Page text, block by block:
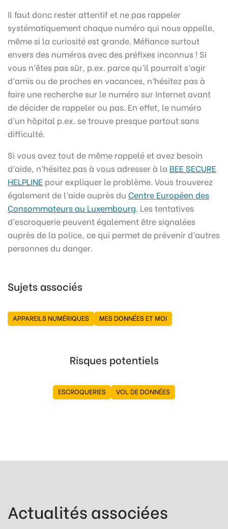
Il faut donc rester attentif et ne pas rappeler
systématiquement chaque numéro qui nous appelle,
même si la curiosité est grande. Méfiance surtout
envers des numéros avec des préfixes inconnus ! Si
vous n’êtes pas sûr, p.ex. parce qu’il pourrait s’agir
d’amis ou de proches en vacances, n’hésitez pas à
faire une recherche sur le numéro sur Internet avant
de décider de rappeler ou pas. En effet, le numéro
d’un hôpital p.ex. se trouve presque partout sans
difficulté.
Si vous avez tout de même rappelé et avez besoin
d’aide, n’hésitez pas à vous adresser à la BEE SECURE
HELPLINE pour expliquer le problème. Vous trouverez
également de l’aide auprès du Centre Européen des
Consommateurs au Luxembourg. Les tentatives
d’escroquerie peuvent également être signalées
auprès de la police, ce qui permet de prévenir d’autres
personnes du danger.
Sujets associés
APPAREILS NUMÉRIQUES MES DONNÉES ET MOI
Risques potentiels
ESCROQUERIES VOL DE DONNÉES
Actualités associées